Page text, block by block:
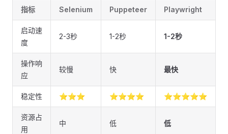
指标 Selenium Puppeteer Playwright
启动速
度
2-3秒 1-2秒 1-2秒
操作响
应
较慢 快 最快
稳定性 ⭐⭐⭐ ⭐⭐⭐⭐ ⭐⭐⭐⭐⭐
资源占
用
中 低 低